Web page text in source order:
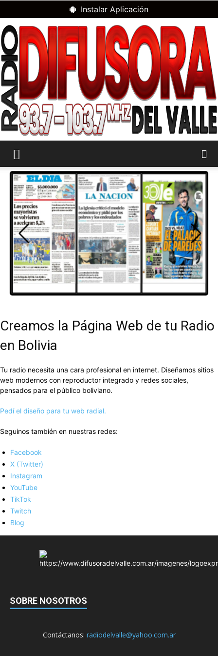
Instalar Aplicación
DIFUSORA
DEL
VALLE
Creamos la Página Web de tu Radio
en Bolivia
Tu radio necesita una cara profesional en internet. Diseñamos sitios
web modernos con reproductor integrado y redes sociales,
pensados para el público boliviano.
Pedí el diseño para tu web radial.
Seguinos también en nuestras redes:
Facebook
X (Twitter)
Instagram
YouTube
TikTok
Twitch
Blog
SOBRE NOSOTROS
Contáctanos: radiodelvalle@yahoo.com.ar